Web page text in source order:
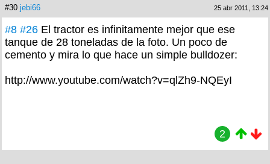
#30 jebi66 25 abr 2011, 13:24
#8 #26 El tractor es infinitamente mejor que ese
tanque de 28 toneladas de la foto. Un poco de
cemento y mira lo que hace un simple bulldozer:
http://www.youtube.com/watch?v=qlZh9-NQEyI
2